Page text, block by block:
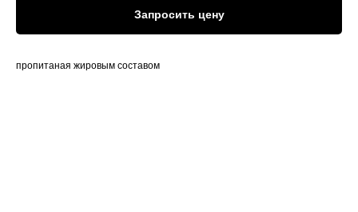
Запросить цену
пропитаная жировым составом